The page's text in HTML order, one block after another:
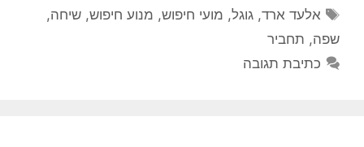
תגיות
אלעד ארד,גוגל, מועי חיפוש, מנוע חיפוש,שיחה,
שפה, תחביר
כתיבת תגובה